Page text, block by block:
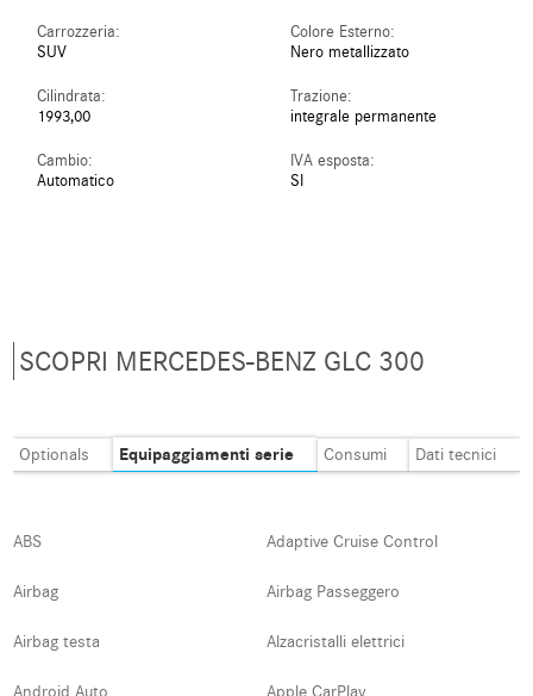
Carrozzeria:
SUV
Colore Esterno:
Nero metallizzato
Cilindrata:
1993,00
Trazione:
integrale permanente
Cambio:
Automatico
IVA esposta:
SI
SCOPRI MERCEDES-BENZ GLC 300
Optionals Equipaggiamenti serie Consumi Dati tecnici
ABS Adaptive Cruise Control
Airbag Airbag Passeggero
Airbag testa Alzacristalli elettrici